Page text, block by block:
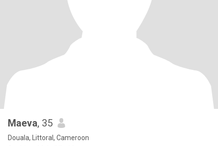
Maeva, 35
Douala, Littoral, Cameroon